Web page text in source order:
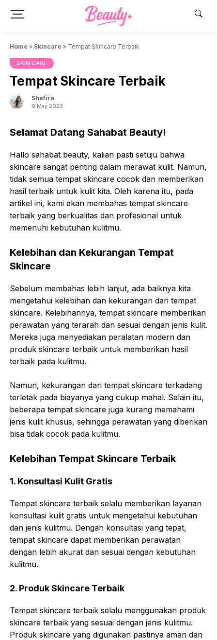
Home » Skincare » Tempat Skincare Terbaik
SKIN CARE
Tempat Skincare Terbaik
Shafira
9 May 2023
Selamat Datang Sahabat Beauty!
Hallo sahabat beauty, kalian pasti setuju bahwa
skincare sangat penting dalam merawat kulit. Namun,
tidak semua tempat skincare cocok dan memberikan
hasil terbaik untuk kulit kita. Oleh karena itu, pada
artikel ini, kami akan membahas tempat skincare
terbaik yang berkualitas dan profesional untuk
memenuhi kebutuhan kulitmu.
Kelebihan dan Kekurangan Tempat
Skincare
Sebelum membahas lebih lanjut, ada baiknya kita
mengetahui kelebihan dan kekurangan dari tempat
skincare. Kelebihannya, tempat skincare memberikan
perawatan yang terarah dan sesuai dengan jenis kulit.
Mereka juga menyediakan peralatan modern dan
produk skincare terbaik untuk memberikan hasil
terbaik pada kulitmu.
Namun, kekurangan dari tempat skincare terkadang
terletak pada biayanya yang cukup mahal. Selain itu,
beberapa tempat skincare juga kurang memahami
jenis kulit khusus, sehingga perawatan yang diberikan
bisa tidak cocok pada kulitmu.
Kelebihan Tempat Skincare Terbaik
1. Konsultasi Kulit Gratis
Tempat skincare terbaik selalu memberikan layanan
konsultasi kulit gratis untuk mengetahui kebutuhan
dan jenis kulitmu. Dengan konsultasi yang tepat,
tempat skincare dapat memberikan perawatan
dengan lebih akurat dan sesuai dengan kebutuhan
kulitmu.
2. Produk Skincare Terbaik
Tempat skincare terbaik selalu menggunakan produk
skincare terbaik yang sesuai dengan jenis kulitmu.
Produk skincare yang digunakan pastinya aman dan